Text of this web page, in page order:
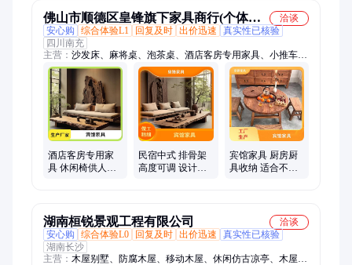
佛山市顺德区皇锋旗下家具商行(个体工
商户)
洽谈
安心购
综合体验L1 回复及时 出价迅速
真实性已核验
四川南充
主营： 沙发床、麻将桌、泡茶桌、酒店客房专用家具、小推车、
储物床、门厅柜、隔断柜、儿童床、展示柜、大婚床、双人床、
供桌条、置物架、餐桌椅、电脑桌、衣帽架、博古架、餐厅柜、
沙发椅、小椅子、宾馆床、智能床、试衣镜、软包床、理疗床
酒店客房专用家
具 休闲椅供人休
民宿中式 排骨架
高度可调 设计感
宾馆家具 厨房厨
具收纳 适合不同
湖南桓锐景观工程有限公司
洽谈
安心购
综合体验L0 回复及时 出价迅速
真实性已核验
湖南长沙
主营： 木屋别墅、防腐木屋、移动木屋、休闲仿古凉亭、木屋定